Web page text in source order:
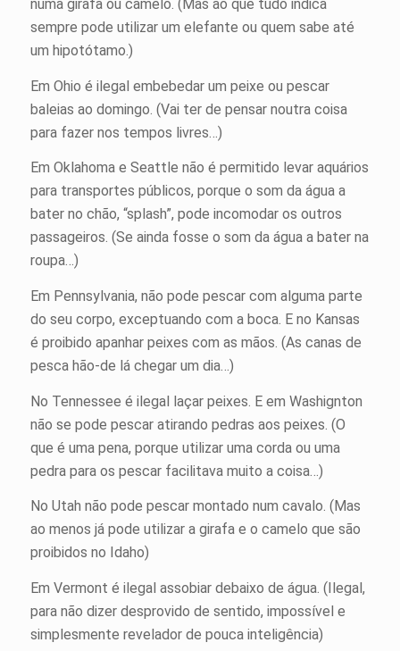
numa girafa ou camelo. (Mas ao que tudo indica
sempre pode utilizar um elefante ou quem sabe até
um hipotótamo.)
Em Ohio é ilegal embebedar um peixe ou pescar
baleias ao domingo. (Vai ter de pensar noutra coisa
para fazer nos tempos livres…)
Em Oklahoma e Seattle não é permitido levar aquários
para transportes públicos, porque o som da água a
bater no chão, “splash”, pode incomodar os outros
passageiros. (Se ainda fosse o som da água a bater na
roupa…)
Em Pennsylvania, não pode pescar com alguma parte
do seu corpo, exceptuando com a boca. E no Kansas
é proibido apanhar peixes com as mãos. (As canas de
pesca hão-de lá chegar um dia…)
No Tennessee é ilegal laçar peixes. E em Washignton
não se pode pescar atirando pedras aos peixes. (O
que é uma pena, porque utilizar uma corda ou uma
pedra para os pescar facilitava muito a coisa…)
No Utah não pode pescar montado num cavalo. (Mas
ao menos já pode utilizar a girafa e o camelo que são
proibidos no Idaho)
Em Vermont é ilegal assobiar debaixo de água. (Ilegal,
para não dizer desprovido de sentido, impossível e
simplesmente revelador de pouca inteligência)